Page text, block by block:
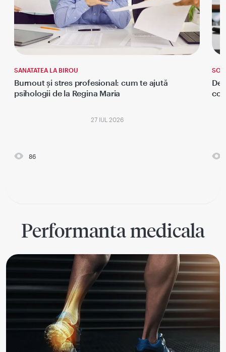
SANATATEA LA BIROU
Burnout și stres profesional: cum te ajută
psihologii de la Regina Maria
27 IUL 2026
86
Performanta medicala